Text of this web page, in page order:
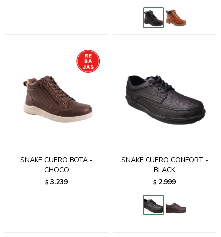
SNAKE CUERO BOTA -
CHOCO
$ 3.239
SNAKE CUERO CONFORT -
BLACK
$ 2.999